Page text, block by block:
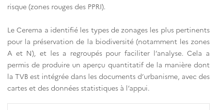
risque (zones rouges des PPRI).
Le Cerema a identifié les types de zonages les plus pertinents
pour la préservation de la biodiversité (notamment les zones
A et N), et les a regroupés pour faciliter l’analyse. Cela a
permis de produire un aperçu quantitatif de la manière dont
la TVB est intégrée dans les documents d’urbanisme, avec des
cartes et des données statistiques à l’appui.